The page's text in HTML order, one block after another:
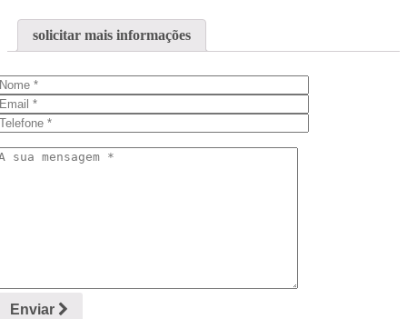
solicitar mais informações
Enviar